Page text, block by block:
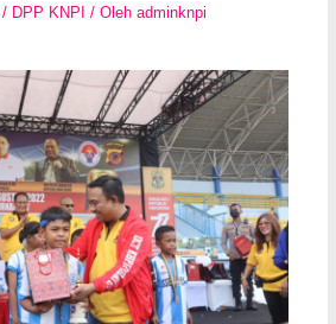
/ DPP KNPI / Olehadminknpi